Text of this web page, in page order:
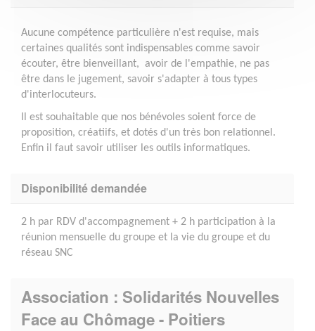
Aucune compétence particulière n'est requise, mais
certaines qualités sont indispensables comme savoir
écouter, être bienveillant, avoir de l'empathie, ne pas
être dans le jugement, savoir s'adapter à tous types
d'interlocuteurs.
Il est souhaitable que nos bénévoles soient force de
proposition, créatiifs, et dotés d'un très bon relationnel.
Enfin il faut savoir utiliser les outils informatiques.
Disponibilité demandée
2 h par RDV d'accompagnement + 2 h participation à la
réunion mensuelle du groupe et la vie du groupe et du
réseau SNC
Association : Solidarités Nouvelles
Face au Chômage - Poitiers